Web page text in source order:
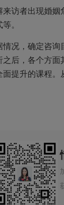
来访者出现婚
。
情况，确定咨
之后，各个方
面提升的课程